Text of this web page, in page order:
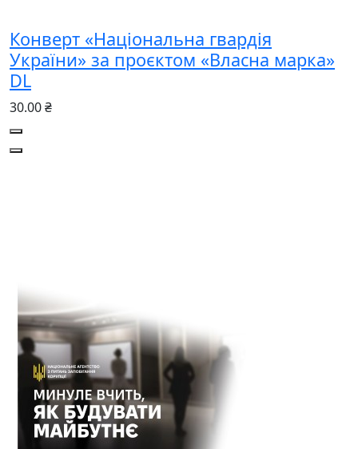
Конверт «Національна гвардія
України» за проєктом «Власна марка»
DL
30.00 ₴